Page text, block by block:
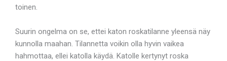
toinen.
Suurin ongelma on se, ettei katon roskatilanne yleensä näy
kunnolla maahan. Tilannetta voikin olla hyvin vaikea
hahmottaa, ellei katolla käydä. Katolle kertynyt roska